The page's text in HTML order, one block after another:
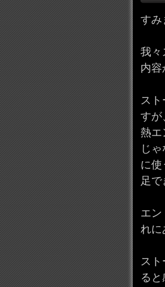
すみ
我々
内容
スト
すが
熱エ
じ
に使
足で
エン
れに
スト
る